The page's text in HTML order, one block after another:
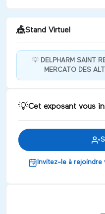
🎪Stand Virtuel
ENSEMBLE, DEVELOPPONS
💡 DELPHARM SAINT
MERCATO DES
💡Cet exposant vous
Invitez-le à rejoindre